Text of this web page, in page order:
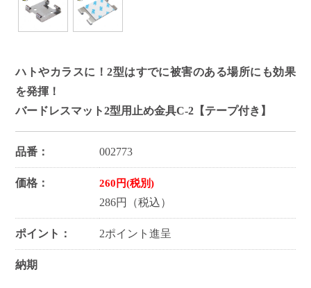
ハトやカラスに！2型はすでに被害のある場所にも効果
を発揮！
バードレスマット2型用止め金具C-2【テープ付き】
品番： 002773
価格： 260円(税別)
286円（税込）
ポイント： 2ポイント進呈
納期